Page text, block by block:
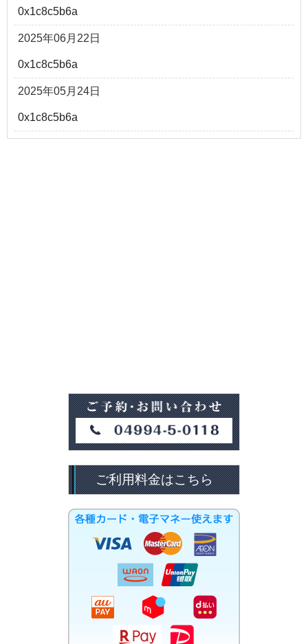
0x1c8c5b6a
2025年06月22日
0x1c8c5b6a
2025年05月24日
0x1c8c5b6a
ご利用料金はこちら